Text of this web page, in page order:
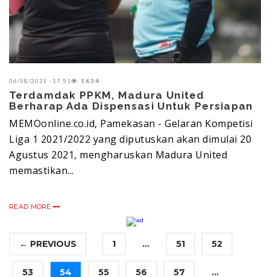
06/08/2021 - 17:51 1634
Terdamdak PPKM, Madura United
Berharap Ada Dispensasi Untuk Persiapan
MEMOonline.co.id, Pamekasan - Gelaran Kompetisi
Liga 1 2021/2022 yang diputuskan akan dimulai 20
Agustus 2021, mengharuskan Madura United
memastikan...
READ MORE
← PREVIOUS 1 ... 51 52
53 54 55 56 57 ...